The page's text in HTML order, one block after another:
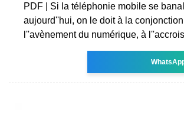
PDF | Si la téléphonie mobile se
aujourd''hui, on le doit à la
l''avènement du numérique, à